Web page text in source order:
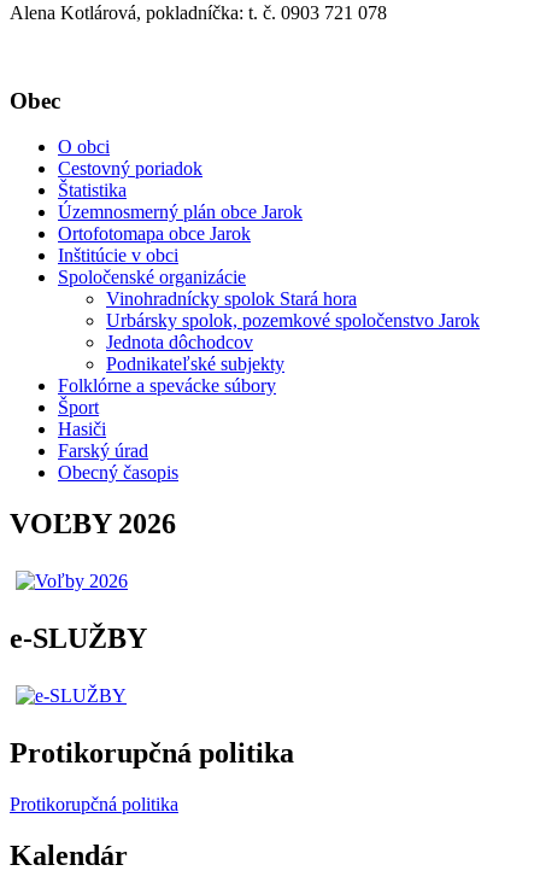
Alena Kotlárová, pokladníčka: t. č. 0903 721 078
Obec
O obci
Cestovný poriadok
Štatistika
Územnosmerný plán obce Jarok
Ortofotomapa obce Jarok
Inštitúcie v obci
Spoločenské organizácie
Vinohradnícky spolok Stará hora
Urbársky spolok, pozemkové spoločenstvo Jarok
Jednota dôchodcov
Podnikateľské subjekty
Folklórne a spevácke súbory
Šport
Hasiči
Farský úrad
Obecný časopis
VOĽBY 2026
e-SLUŽBY
Protikorupčná politika
Protikorupčná politika
Kalendár